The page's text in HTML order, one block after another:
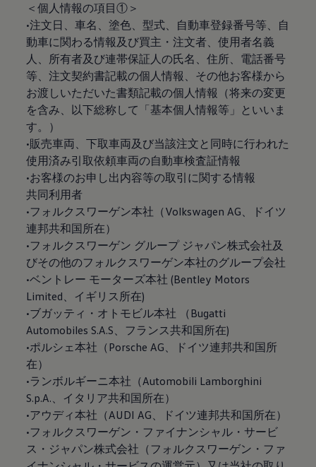
＜個人情報の項目①＞
•注文日、車名、塗色、型式、自動車登録番号等、自
動車に関わる情報及び買主・注文者、使用者名義
人、所有者及び連帯保証人の氏名、住所、電話番号
等、注文契約書記載の個人情報、その他お客様から
お渡しいただいた書類記載の個人情報（将来の変更
を含み、以下総称して「基本個人情報等」といいま
す。）
•販売車両、下取車両及び当該注文と同時に行われた
使用済み引取依頼車両の自動車検査証情報
•お客様のお申し出内容等の取引に関する情報
共同利用者
•フォルクスワーゲン本社（Volkswagen AG、ドイツ
連邦共和国所在）
•フォルクスワーゲン グループ ジャパン株式会社及
びその他のフォルクスワーゲン本社のグループ会社
•ベントレー モーターズ本社 (Bentley Motors
Limited、イギリス所在)
•ブガッティ・オトモビル本社 （Bugatti
Automobiles S.A.S、フランス共和国所在)
•ポルシェ本社（Porsche AG、ドイツ連邦共和国所
在）
•ランボルギーニ本社（Automobili Lamborghini
S.p.A.、イタリア共和国所在）
•アウディ本社（AUDI AG、ドイツ連邦共和国所在）
•フォルクスワーゲン・ファイナンシャル・サービ
ス・ジャパン株式会社（フォルクスワーゲン・ファ